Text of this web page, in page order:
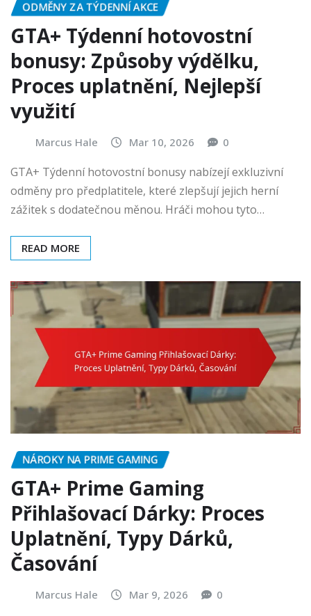
ODMĚNY ZA TÝDENNÍ AKCE
GTA+ Týdenní hotovostní
bonusy: Způsoby výdělku,
Proces uplatnění, Nejlepší
využití
Marcus Hale Mar 10, 2026 0
GTA+ Týdenní hotovostní bonusy nabízejí exkluzivní
odměny pro předplatitele, které zlepšují jejich herní
zážitek s dodatečnou měnou. Hráči mohou tyto…
READ MORE
NÁROKY NA PRIME GAMING
GTA+ Prime Gaming
Přihlašovací Dárky: Proces
Uplatnění, Typy Dárků,
Časování
Marcus Hale Mar 9, 2026 0